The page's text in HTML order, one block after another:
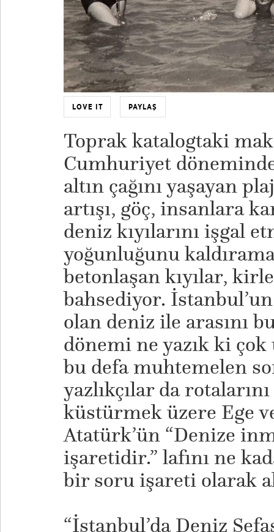
LOVE IT PAYLAŞ
Toprak katalogtaki
Cumhuriyet
altın çağını yaşayan
artışı, göç, insanlara
deniz kıyılarını işgal
yoğunluğunu
betonlaşan kıyılar,
bahsediyor.
olan deniz ile arasını
dönemi ne yazık ki
bu defa muhtemelen
yazlıkçılar da
küstürmek üzere Ege
Atatürk’ün “Denize
işaretidir.” lafını ne
bir soru işareti olarak
​“İstanbul’da Deniz